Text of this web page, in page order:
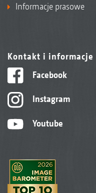
Informacje prasowe
Kontakt i informacje
Facebook
Instagram
Youtube